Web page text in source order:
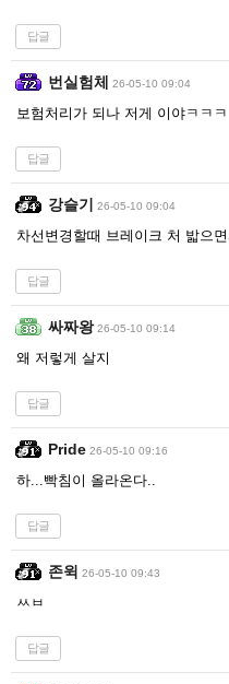
답글
번실험체 26-05-10 09:04
보험처리가 되나 저게 이야ㅋㅋㅋ
답글
강슬기 26-05-10 09:04
차선변경할때 브레이크 처 밟으
답글
싸짜왕 26-05-10 09:14
왜 저렇게 살지
답글
Pride 26-05-10 09:16
하...빡침이 올라온다..
답글
존윅 26-05-10 09:43
ㅆㅂ
답글